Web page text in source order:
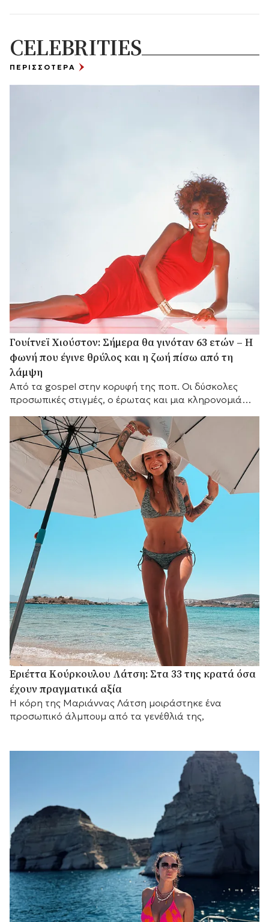
CELEBRITIES
ΠΕΡΙΣΣΟΤΕΡΑ
Γουίτνεϊ Χιούστον: Σήμερα θα γινόταν 63 ετών – Η
φωνή που έγινε θρύλος και η ζωή πίσω από τη
λάμψη
Από τα gospel στην κορυφή της ποπ. Οι δύσκολες
προσωπικές στιγμές, ο έρωτας και μια κληρονομιά
Εριέττα Κούρκουλου Λάτση: Στα 33 της κρατά όσα
έχουν πραγματικά αξία
Η κόρη της Μαριάννας Λάτση μοιράστηκε ένα
προσωπικό άλμπουμ από τα γενέθλιά της,